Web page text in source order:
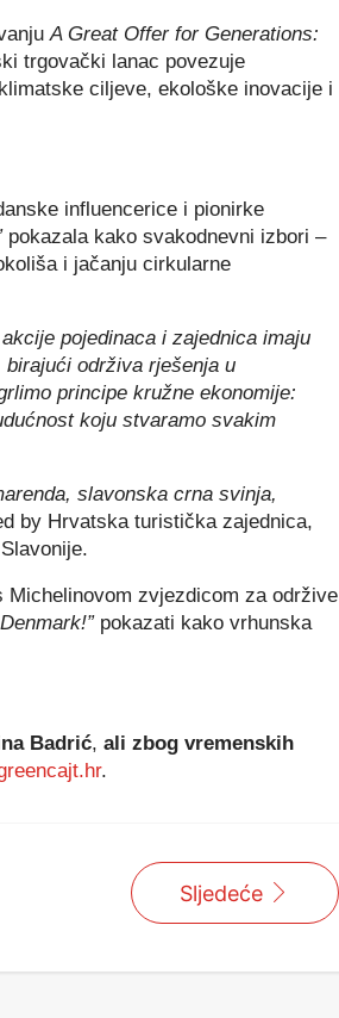
A Great Offer for Generations:
trgovački lanac povezuje
ciljeve, ekološke inovacije i
influencerice i pionirke
pokazala kako svakodnevni izbori –
i jačanju cirkularne
pojedinaca i zajednica imaju
održiva rješenja u
principe kružne ekonomije:
koju stvaramo svakim
slavonska crna svinja,
by Hrvatska turistička zajednica,
Michelinovom zvjezdicom za održive
pokazati kako vrhunska
Badrić, ali zbog vremenskih
.
Sljedeće